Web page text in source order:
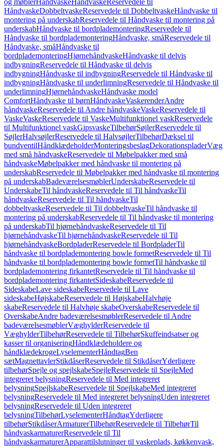
og møblerHåndvaskeHåndvaskeReservedele til
HåndvaskeDobbeltvaskeReservedele til DobbeltvaskeHåndvaske til
montering på underskabReservedele til Håndvaske til montering på
underskabHåndvaske til bordplademonteringReservedele til
Håndvaske til bordplademonteringHåndvaske, småReservedele til
Håndvaske, småHåndvaske til
bordplademonteringHjørnehåndvaskeHåndvaske til delvis
indbygningReservedele til Håndvaske til delvis
indbygningHåndvaske til indbygningReservedele til Håndvaske til
indbygningHåndvaske til underlimningReservedele til Håndvaske til
underlimningHjørnehåndvaskeHåndvaske model
ComfortHåndvaske til børnHåndvaskeVaskerenderAndre
håndvaskeReservedele til Andre håndvaskeVaskeReservedele til
VaskeVaskeReservedele til VaskeMultifunktionel vaskReservedele
til Multifunktionel vaskGipsvaskeTilbehørSøjlerReservedele til
SøjlerHalvsøjlerReservedele til HalvsøjlerTilbehørDæksel til
bundventilHåndklædeholderMonteringsbeslagDekorationsplader
med små håndvaskeReservedele til Møbelpakker med små
håndvaskeMøbelpakker med håndvaske til montering på
underskabReservedele til Møbelpakker med håndvaske til montering
på underskabBadeværelsesmøblerUnderskabeReservedele til
UnderskabeTil håndvaskeReservedele til Til håndvaskeTil
håndvaskeReservedele til Til håndvaskeTil
dobbeltvaskeReservedele til Til dobbeltvaskeTil håndvaske til
montering på underskabReservedele til Til håndvaske til montering
på underskabTil hjørnehåndvaskeReservedele til Til
hjørnehåndvaskeTil hjørnehåndvaskeReservedele til Til
hjørnehåndvaskeBordpladerReservedele til BordpladerTil
håndvaske til bordplademontering bowle formetReservedele til Til
håndvaske til bordplademontering bowle formetTil håndvaske til
bordplademontering firkantetReservedele til Til håndvaske til
bordplademontering firkantetSideskabeReservedele til
SideskabeLave sideskabeReservedele til Lave
sideskabeHøjskabeReservedele til HøjskabeHalvhøje
skabeReservedele til Halvhøje skabeOverskabeReservedele til
OverskabeAndre badeværelsesmøblerReservedele til Andre
badeværelsesmøblerVæghylderReservedele til
VæghylderTilbehørReservedele til TilbehørSkuffeindsatser og
kasser til organiseringHåndklædeholdere og
håndklædekrogeLyselementerHåndtagBen
sætMagnettavlerStikdåserReservedele til StikdåserYderligere
tilbehørSpejle og spejlskabeSpejleReservedele til SpejleMed
integreret belysningReservedele til Med integreret
belysningSpejlskabeReservedele til SpejlskabeMed integreret
belysningReservedele til Med integreret belysningUden integreret
belysningReservedele til Uden integreret
belysningTilbehørLyselementerHåndtagYderligere
tilbehørStikdåserArmaturerTilbehørReservedele til TilbehørTil
håndvaskarmaturerReservedele til Til
håndvaskarmaturerApparattilslutninger til vaskeplads, køkkenvask,